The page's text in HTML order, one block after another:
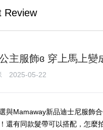
Review
主服飾ɞ 穿上馬上變
2025-05-22
與Mamaway新品迪士尼服飾
還有同款髮帶可以搭配，怎麼